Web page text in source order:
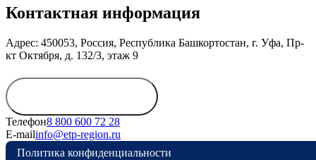
Контактная информация
Адрес: 450053, Россия, Республика Башкортостан, г. Уфа, Пр-
кт Октября, д. 132/3, этаж 9
Телефон8 800 600 72 28
E-mailinfo@etp-region.ru
Политика конфиденциальности